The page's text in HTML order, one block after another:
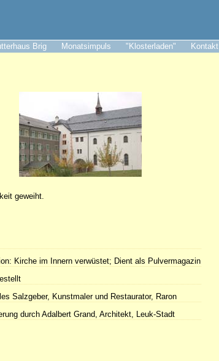
Brig Monatsimpuls "Klosterladen" Kontakt
geweiht.
Kirche im Innern verwüstet; Dient als Pulvermagazin
Salzgeber, Kunstmaler und Restaurator, Raron
durch Adalbert Grand, Architekt, Leuk-Stadt